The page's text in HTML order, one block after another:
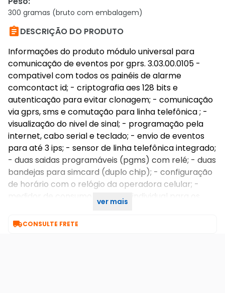
300 gramas (bruto com embalagem)
DESCRIÇÃO DO PRODUTO
Informações do produto módulo universal para
comunicação de eventos por gprs. 3.03.00.0105 -
compativel com todos os painéis de alarme
comcontact id; - criptografia aes 128 bits e
autenticação para evitar clonagem; - comunicação
via gprs, sms e comutação para linha telefônica ; -
visualização do nivel de sinal; - programação pela
internet, cabo serial e teclado; - envio de eventos
para até 3 ips; - sensor de linha telefônica integrado;
- duas saidas programáveis (pgms) com relé; - duas
bandejas para simcard (duplo chip); - configuração
de horário com o relógio da operadora celular; -
medidor de consumo de dados individual para os
ver mais
CONSULTE FRETE